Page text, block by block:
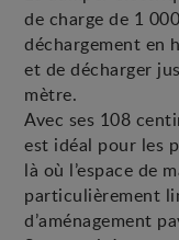
de charge de 1
déchargement en
et de décharger
mètre.
Avec ses 108
est idéal pour les
là où l’espace de
particulièrement
d’aménagement